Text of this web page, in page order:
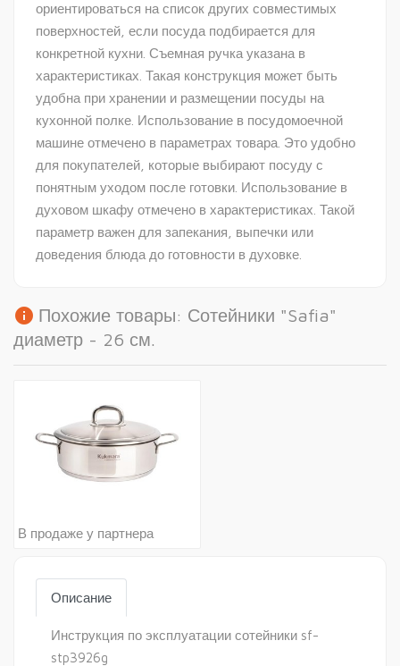
ориентироваться на список других совместимых
поверхностей, если посуда подбирается для
конкретной кухни. Съемная ручка указана в
характеристиках. Такая конструкция может быть
удобна при хранении и размещении посуды на
кухонной полке. Использование в посудомоечной
машине отмечено в параметрах товара. Это удобно
для покупателей, которые выбирают посуду с
понятным уходом после готовки. Использование в
духовом шкафу отмечено в характеристиках. Такой
параметр важен для запекания, выпечки или
доведения блюда до готовности в духовке.
info Похожие товары: Сотейники "Safia"
диаметр - 26 см.
В продаже у партнера
Описание
Инструкция по эксплуатации сотейники sf-
stp3926g